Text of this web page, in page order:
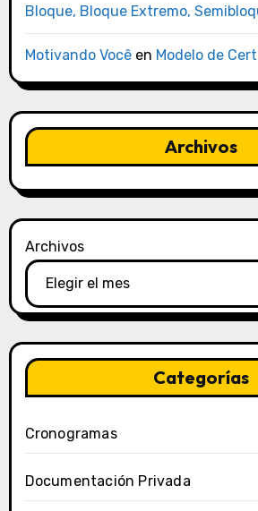
Bloque, Bloque Extremo,
Motivando Vocêen Modelo de
Archivos
Archivos
Categorías
Cronogramas
Documentación Privada